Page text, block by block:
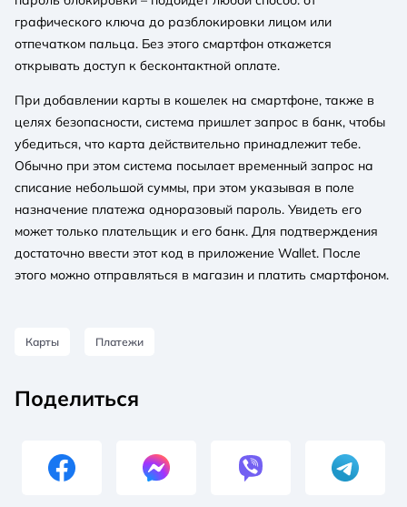
графического ключа до разблокировки лицом или
отпечатком пальца. Без этого смартфон откажется
открывать доступ к бесконтактной оплате.
При добавлении карты в кошелек на смартфоне, также в
целях безопасности, система пришлет запрос в банк, чтобы
убедиться, что карта действительно принадлежит тебе.
Обычно при этом система посылает временный запрос на
списание небольшой суммы, при этом указывая в поле
назначение платежа одноразовый пароль. Увидеть его
может только плательщик и его банк. Для подтверждения
достаточно ввести этот код в приложение Wallet. После
этого можно отправляться в магазин и платить смартфоном.
Карты Платежи
Поделиться